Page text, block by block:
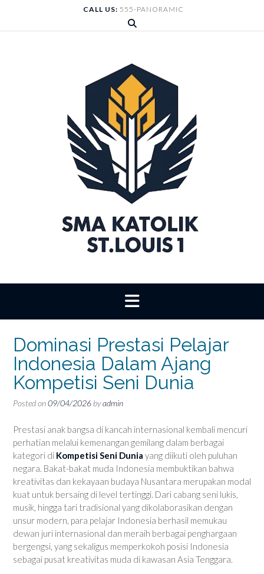
content
CALL US: 555-PANORAMIC
Dominasi Prestasi Pelajar
Indonesia Dalam Ajang
Kompetisi Seni Dunia
Posted on09/04/2026 byadmin
Prestasi anak bangsa di kancah internasional kembali mencuri
perhatian melalui kemenangan gemilang dalam berbagai
kategori di Kompetisi Seni Dunia yang diikuti oleh puluhan
negara. Bakat-bakat muda Indonesia membuktikan bahwa
kreativitas dan kekayaan budaya Nusantara merupakan modal
kuat untuk bersaing di level tertinggi. Dari cabang seni lukis,
musik, hingga tari tradisional yang dikolaborasikan dengan
unsur modern, para pelajar Indonesia berhasil memukau
dewan juri internasional dan meraih berbagai penghargaan
bergengsi, yang sekaligus memperkokoh posisi Indonesia
sebagai pusat kreativitas muda di kawasan Asia Tenggara.